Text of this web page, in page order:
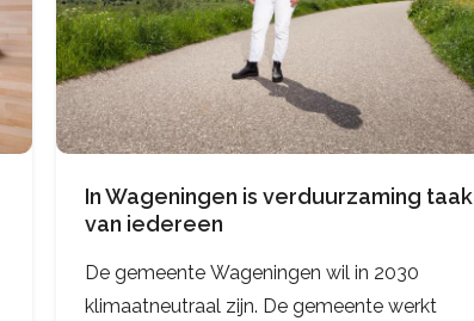
In Wageningen is verduurzaming taak
van iedereen
De gemeente Wageningen wil in 2030
klimaatneutraal zijn. De gemeente werkt